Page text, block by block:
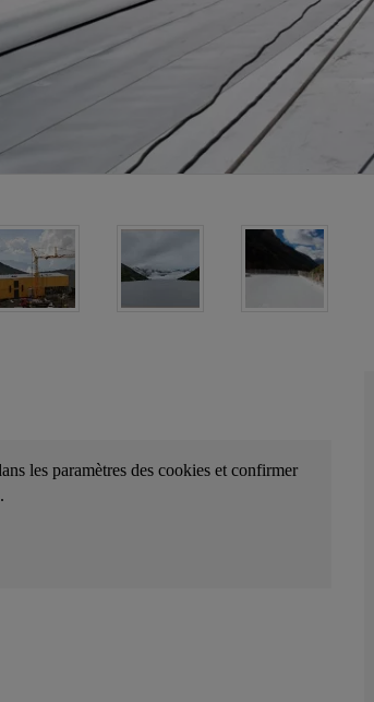
les paramètres des cookies et confirmer